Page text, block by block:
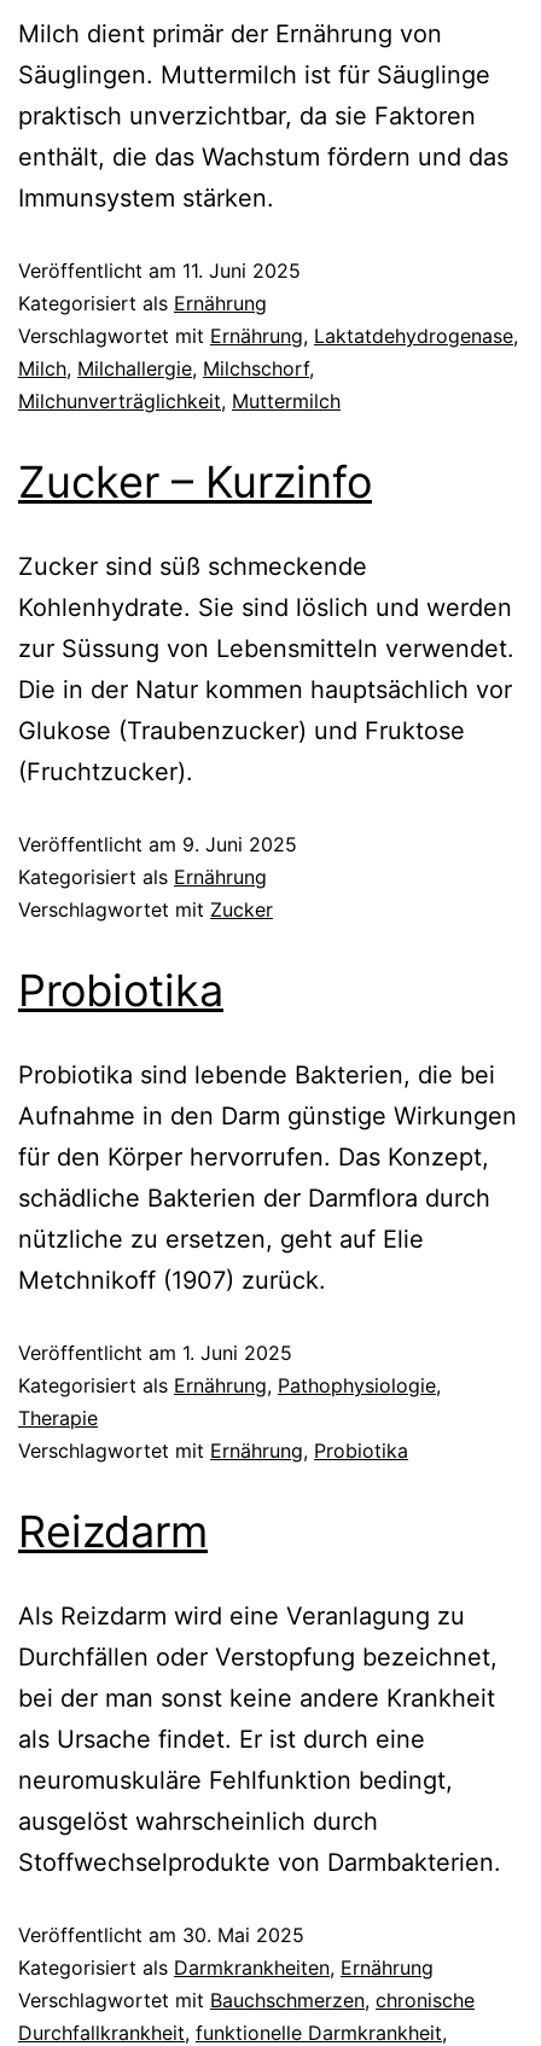
Milch dient primär der Ernährung von
Säuglingen. Muttermilch ist für Säuglinge
praktisch unverzichtbar, da sie Faktoren
enthält, die das Wachstum fördern und das
Immunsystem stärken.
Veröffentlicht am 11. Juni 2025
Kategorisiert als Ernährung
Verschlagwortet mit Ernährung, Laktatdehydrogenase,
Milch, Milchallergie, Milchschorf,
Milchunverträglichkeit, Muttermilch
Zucker – Kurzinfo
Zucker sind süß schmeckende
Kohlenhydrate. Sie sind löslich und werden
zur Süssung von Lebensmitteln verwendet.
Die in der Natur kommen hauptsächlich vor
Glukose (Traubenzucker) und Fruktose
(Fruchtzucker).
Veröffentlicht am 9. Juni 2025
Kategorisiert als Ernährung
Verschlagwortet mit Zucker
Probiotika
Probiotika sind lebende Bakterien, die bei
Aufnahme in den Darm günstige Wirkungen
für den Körper hervorrufen. Das Konzept,
schädliche Bakterien der Darmflora durch
nützliche zu ersetzen, geht auf Elie
Metchnikoff (1907) zurück.
Veröffentlicht am 1. Juni 2025
Kategorisiert als Ernährung, Pathophysiologie,
Therapie
Verschlagwortet mit Ernährung, Probiotika
Reizdarm
Als Reizdarm wird eine Veranlagung zu
Durchfällen oder Verstopfung bezeichnet,
bei der man sonst keine andere Krankheit
als Ursache findet. Er ist durch eine
neuromuskuläre Fehlfunktion bedingt,
ausgelöst wahrscheinlich durch
Stoffwechselprodukte von Darmbakterien.
Veröffentlicht am 30. Mai 2025
Kategorisiert als Darmkrankheiten, Ernährung
Verschlagwortet mit Bauchschmerzen, chronische
Durchfallkrankheit, funktionelle Darmkrankheit,